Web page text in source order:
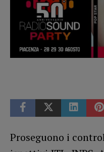
Proseguono i